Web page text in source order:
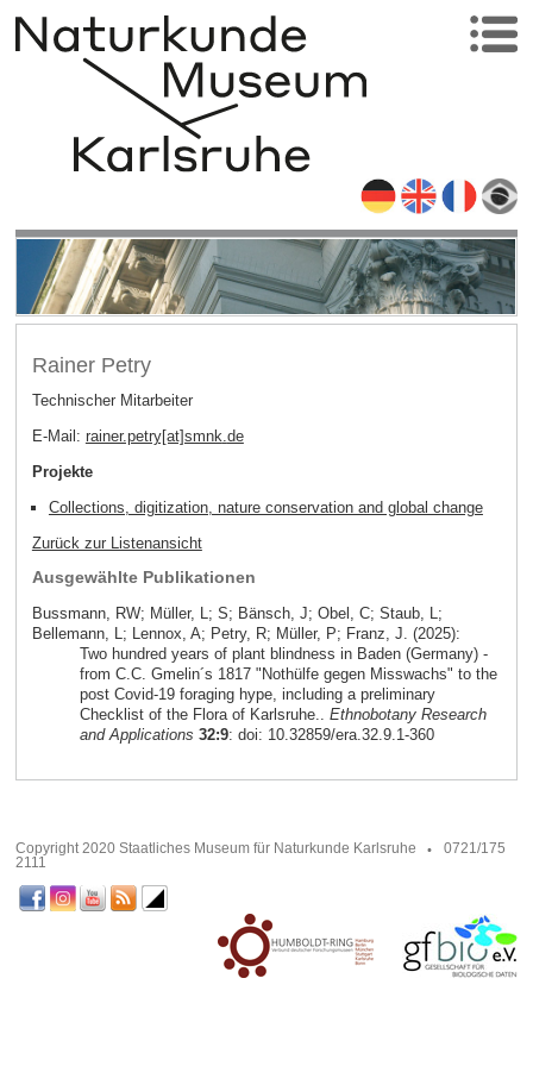
Rainer Petry
Technischer Mitarbeiter
E-Mail: rainer.petry[at]smnk.de
Projekte
Collections, digitization, nature conservation and global change
Zurück zur Listenansicht
Ausgewählte Publikationen
Bussmann, RW; Müller, L; S; Bänsch, J; Obel, C; Staub, L;
Bellemann, L; Lennox, A; Petry, R; Müller, P; Franz, J. (2025):
Two hundred years of plant blindness in Baden (Germany) -
from C.C. Gmelin´s 1817 "Nothülfe gegen Misswachs" to the
post Covid-19 foraging hype, including a preliminary
Checklist of the Flora of Karlsruhe.. Ethnobotany Research
and Applications 32:9: doi: 10.32859/era.32.9.1-360
Copyright 2020 Staatliches Museum für Naturkunde Karlsruhe
0721/175
2111